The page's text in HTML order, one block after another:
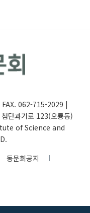
062-715-2029 |
단과기로 123(오룡동)
of Science and
동문회공지